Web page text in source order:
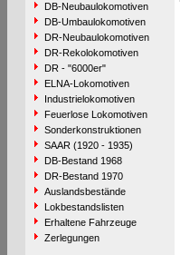
DB-Neubaulokomotiven
DB-Umbaulokomotiven
DR-Neubaulokomotiven
DR-Rekolokomotiven
DR - "6000er"
ELNA-Lokomotiven
Industrielokomotiven
Feuerlose Lokomotiven
Sonderkonstruktionen
SAAR (1920 - 1935)
DB-Bestand 1968
DR-Bestand 1970
Auslandsbestände
Lokbestandslisten
Erhaltene Fahrzeuge
Zerlegungen